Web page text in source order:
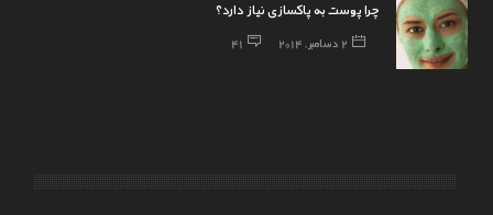
چرا پوست به پاکسازی نیاز دارد؟
2 دسامبر, 2014 41